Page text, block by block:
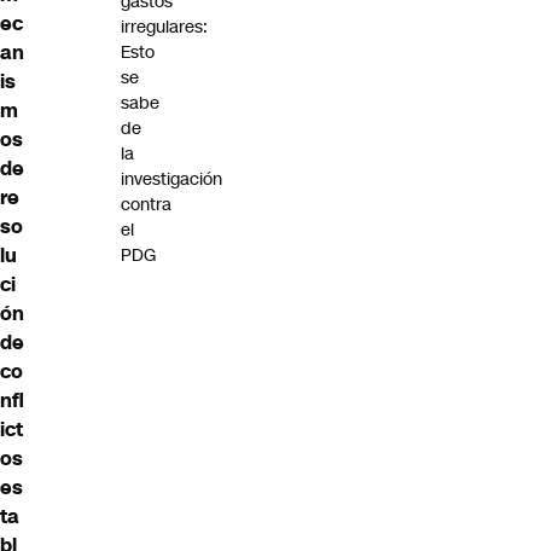
ec
an
is
m
os
de
re
so
lu
ci
ón
de
co
nfl
ict
os
es
ta
bl
irregulares:
Esto
se
sabe
de
la
investigación
contra
el
PDG